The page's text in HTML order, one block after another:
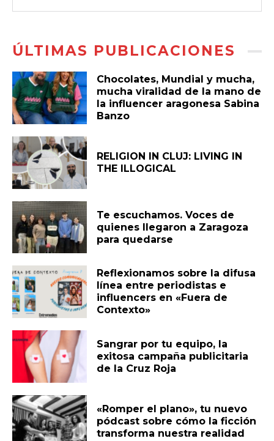
ÚLTIMAS PUBLICACIONES
Chocolates, Mundial y mucha,
mucha viralidad de la mano de
la influencer aragonesa Sabina
Banzo
RELIGION IN CLUJ: LIVING IN
THE ILLOGICAL
Te escuchamos. Voces de
quienes llegaron a Zaragoza
para quedarse
Reflexionamos sobre la difusa
línea entre periodistas e
influencers en «Fuera de
Contexto»
Sangrar por tu equipo, la
exitosa campaña publicitaria
de la Cruz Roja
«Romper el plano», tu nuevo
pódcast sobre cómo la ficción
transforma nuestra realidad